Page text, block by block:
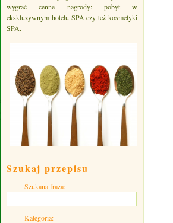
wygrać cenne nagrody: pobyt w
ekskluzywnym hotelu SPA czy też kosmetyki
SPA.
Szukaj przepisu
Szukana fraza:
Kategoria: